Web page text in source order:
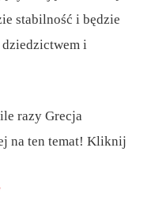
stabilność i będzie
i
razy Grecja
na ten temat! Kliknij